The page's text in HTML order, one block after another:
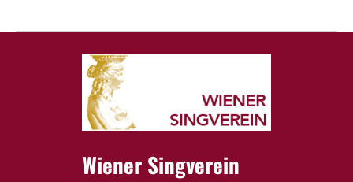
Wiener Singverein